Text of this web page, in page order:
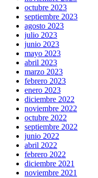
octubre 2023
septiembre 2023
agosto 2023
julio 2023
junio 2023
mayo 2023
abril 2023
marzo 2023
febrero 2023
enero 2023
diciembre 2022
noviembre 2022
octubre 2022
septiembre 2022
junio 2022
abril 2022
febrero 2022
diciembre 2021
noviembre 2021